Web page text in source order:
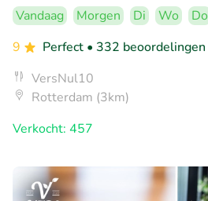
Vandaag Morgen Di Wo Do
9
Perfect • 332 beoordelingen
VersNul10
Rotterdam (3km)
Verkocht: 457